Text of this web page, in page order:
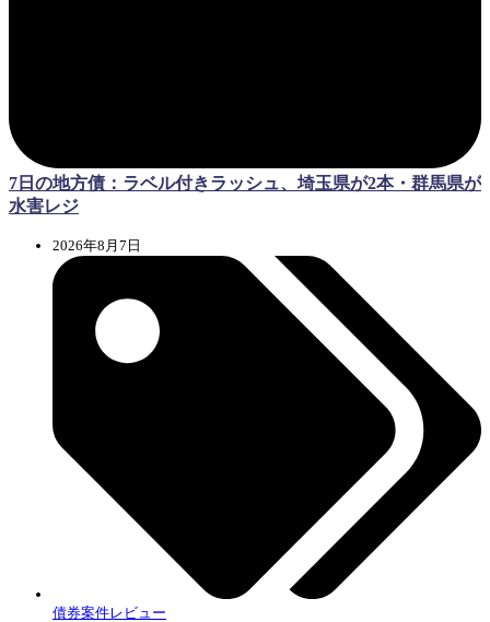
7日の地方債：ラベル付きラッシュ、埼玉県が2本・群馬県が
水害レジ
2026年8月7日
債券案件レビュー